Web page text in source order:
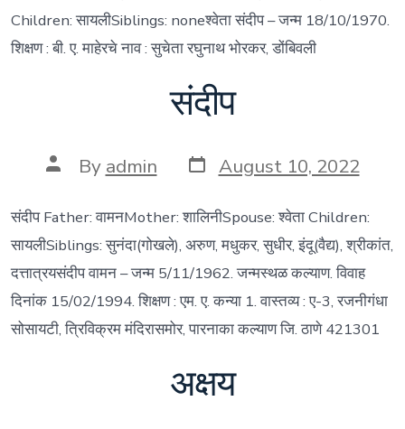
Children: सायलीSiblings: noneश्वेता संदीप – जन्म 18/10/1970.
शिक्षण : बी. ए. माहेरचे नाव : सुचेता रघुनाथ भोरकर, डोंबिवली
संदीप
Post
author
By admin Post
date
August 10, 2022
संदीप Father: वामनMother: शालिनीSpouse: श्वेता Children:
सायलीSiblings: सुनंदा(गोखले), अरुण, मधुकर, सुधीर, इंदू(वैद्य), श्रीकांत,
दत्तात्रयसंदीप वामन – जन्म 5/11/1962. जन्मस्थळ कल्याण. विवाह
दिनांक 15/02/1994. शिक्षण : एम. ए. कन्या 1. वास्तव्य : ए-3, रजनीगंधा
सोसायटी, त्रिविक्रम मंदिरासमोर, पारनाका कल्याण जि. ठाणे 421301
अक्षय